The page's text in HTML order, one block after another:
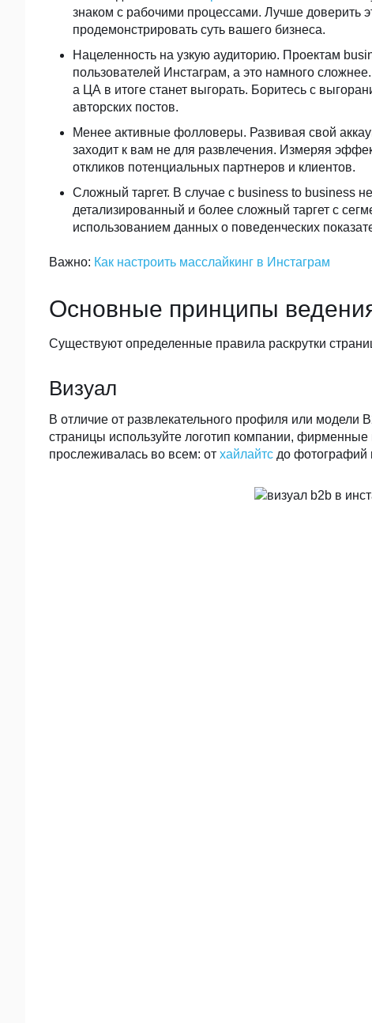
знаком с рабочими процессами. Лучше доверить
продемонстрировать суть вашего бизнеса.
Нацеленность на узкую аудиторию. Проектам
пользователей Инстаграм, а это намного
а ЦА в итоге станет выгорать. Боритесь с
авторских постов.
Менее активные фолловеры. Развивая свой
заходит к вам не для развлечения. Измеряя
откликов потенциальных партнеров и клиентов.
Сложный таргет. В случае с business to business
детализированный и более сложный таргет с
использованием данных о поведенческих
Важно: Как настроить масслайкинг в Инстаграм
Основные принципы
Существуют определенные правила раскрутки
Визуал
В отличие от развлекательного профиля или модели
страницы используйте логотип компании,
прослеживалась во всем: от хайлайтс до фотографий